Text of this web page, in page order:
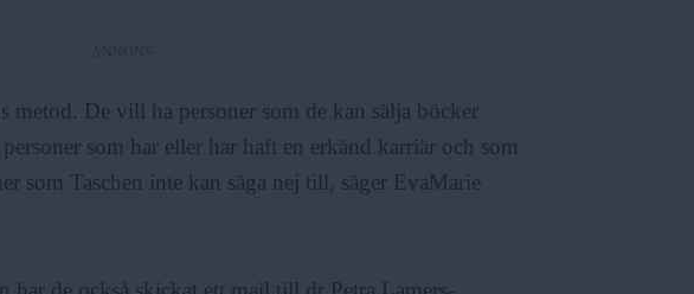
metod. De vill ha personer som de kan sälja böcker
som har eller har haft en erkänd karriär och som
som Taschen inte kan säga nej till, säger EvaMarie